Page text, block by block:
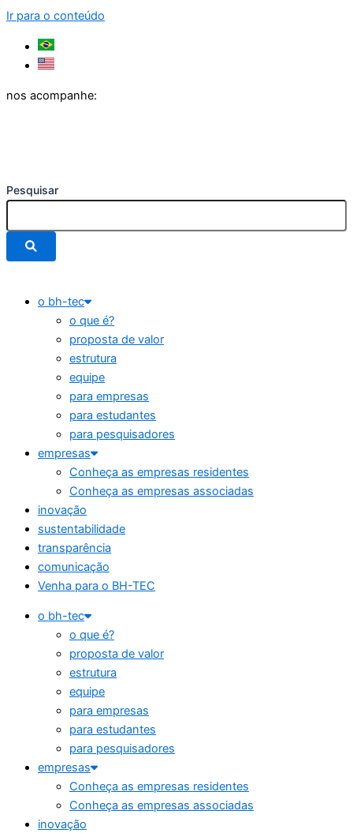
Ir para o conteúdo
nos acompanhe:
Pesquisar
o bh-tec
o que é?
proposta de valor
estrutura
equipe
para empresas
para estudantes
para pesquisadores
empresas
Conheça as empresas residentes
Conheça as empresas associadas
inovação
sustentabilidade
transparência
comunicação
Venha para o BH-TEC
o bh-tec
o que é?
proposta de valor
estrutura
equipe
para empresas
para estudantes
para pesquisadores
empresas
Conheça as empresas residentes
Conheça as empresas associadas
inovação